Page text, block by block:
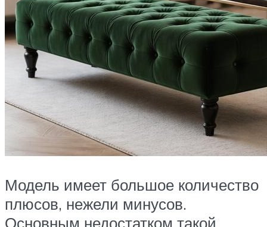
Модель имеет большое количество
плюсов, нежели минусов.
Основным недостатком такой